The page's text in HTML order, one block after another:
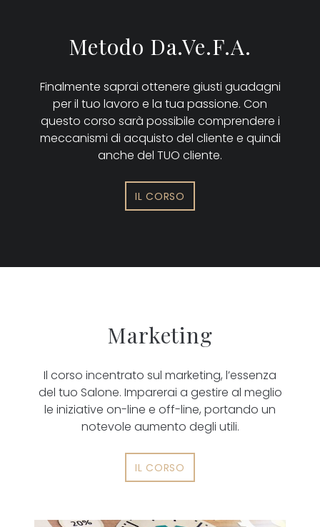
Metodo Da.Ve.F.A.
Finalmente saprai ottenere giusti guadagni
per il tuo lavoro e la tua passione. Con
questo corso sarà possibile comprendere i
meccanismi di acquisto del cliente e quindi
anche del TUO cliente.
IL CORSO
Marketing
Il corso incentrato sul marketing, l’essenza
del tuo Salone. Imparerai a gestire al meglio
le iniziative on-line e off-line, portando un
notevole aumento degli utili.
IL CORSO